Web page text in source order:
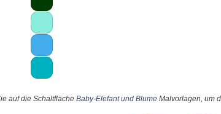
auf die Schaltfläche Baby-Elefant und Blume Malvorlagen, um